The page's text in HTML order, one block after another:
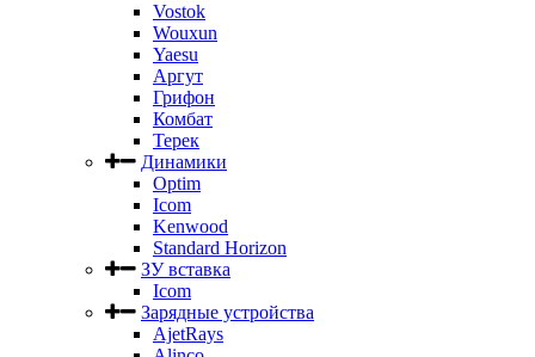
Vostok
Wouxun
Yaesu
Аргут
Грифон
Комбат
Терек
Динамики
Optim
Icom
Kenwood
Standard Horizon
ЗУ вставка
Icom
Зарядные устройства
AjetRays